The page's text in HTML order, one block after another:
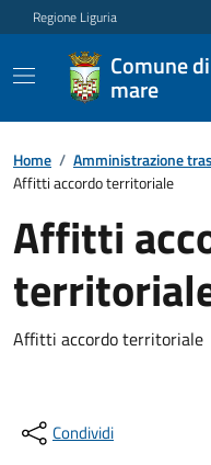
Regione Liguria
Comune
mare
Home / Amministrazione
Affitti accordo territoriale
Affitti
Affitti accordo territoriale
Condividi